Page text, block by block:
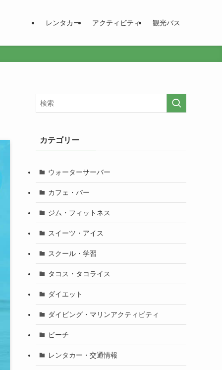
レンタカー アクティビティ 観光バス
カテゴリー
ウォーターサーバー
カフェ・バー
ジム・フィットネス
スイーツ・アイス
スクール・学習
タコス・タコライス
ダイエット
ダイビング・マリンアクティビティ
ビーチ
レンタカー・交通情報